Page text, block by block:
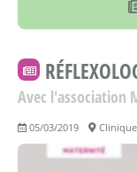
Avec l'association
05/03/2019